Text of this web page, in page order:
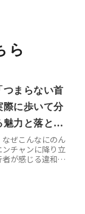
ら
つまらない首
際に歩いて分
魅力と落とし
ぜこんなにのん
チャンに降り立
が感じる違和